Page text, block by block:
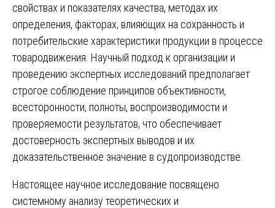
свойствах и показателях качества, методах их
определения, факторах, влияющих на сохранность и
потребительские характеристики продукции в процессе
товародвижения. Научный подход к организации и
проведению экспертных исследований предполагает
строгое соблюдение принципов объективности,
всесторонности, полноты, воспроизводимости и
проверяемости результатов, что обеспечивает
достоверность экспертных выводов и их
доказательственное значение в судопроизводстве.
Настоящее научное исследование посвящено
системному анализу теоретических и